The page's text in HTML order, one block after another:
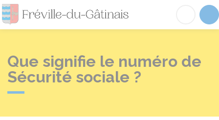
Fréville-du-
Que signifie le numéro de
Sécurité sociale ?